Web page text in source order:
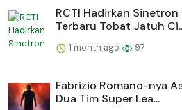
RCTI Hadirkan
Terbaru Tobat Jatuh
1 month ago 97
Fabrizio Romano-nya
Dua Tim Super Lea...